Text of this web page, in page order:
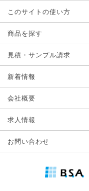
このサイトの使い方
商品を探す
見積・サンプル請求
新着情報
会社概要
求人情報
お問い合わせ